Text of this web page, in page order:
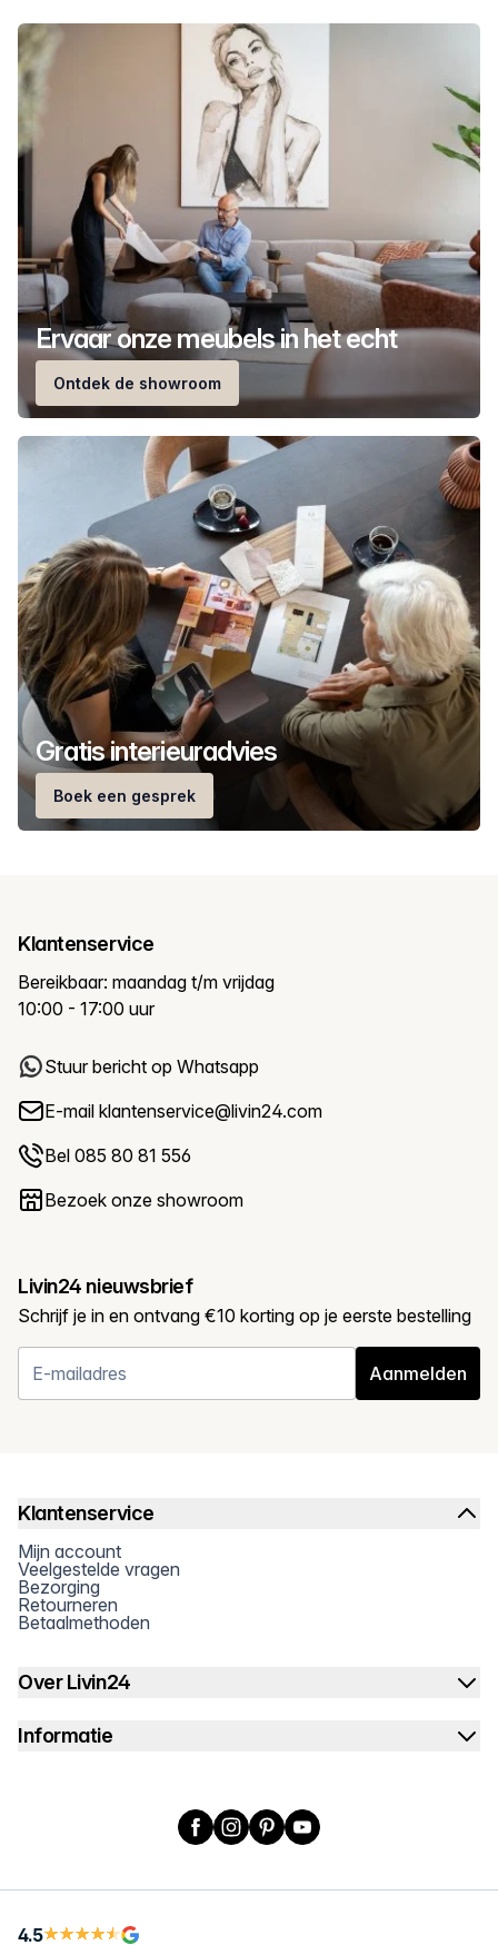
Ervaar onze meubels in het echt
Ontdek de showroom
Gratis interieuradvies
Boek een gesprek
Klantenservice
Bereikbaar: maandag t/m vrijdag
10:00 - 17:00 uur
Stuur bericht op Whatsapp
E-mail klantenservice@livin24.com
Bel 085 80 81 556
Bezoek onze showroom
Livin24 nieuwsbrief
Schrijf je in en ontvang €10 korting op je eerste bestelling
Aanmelden
Klantenservice
Mijn account
Veelgestelde vragen
Bezorging
Retourneren
Betaalmethoden
Over Livin24
Informatie
Facebook
Instagram
PinterestYouTube
4.5